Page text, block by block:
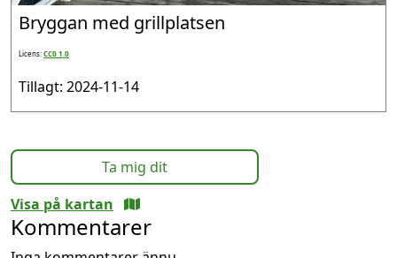
Bryggan med grillplatsen
Licens:CC0 1.0
Tillagt: 2024-11-14
Ta mig dit
Visa på kartan
Kommentarer